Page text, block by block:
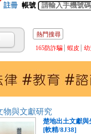
註冊 帳號
熱門搜尋
165防詐騙
蝦皮 幼
物與文獻研究
楚地出土文獻與
[軟精/8J38]